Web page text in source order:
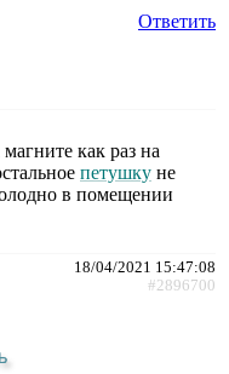
Ответить
как раз на
петушку не
в помещении
18/04/2021 15:47:08
#2896700